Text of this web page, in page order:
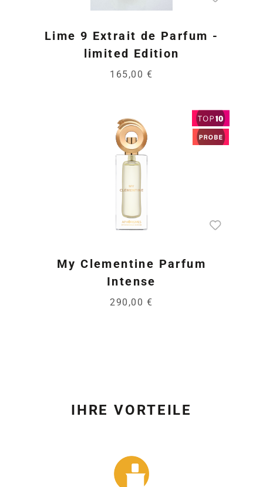
Lime 9 Extrait de Parfum -
limited Edition
165,00 €
My Clementine Parfum
Intense
290,00 €
IHRE VORTEILE